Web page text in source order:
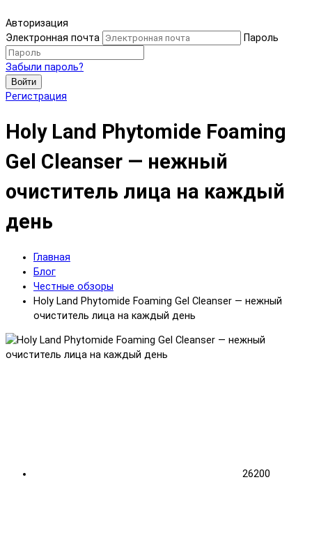
Авторизация
Электронная почта
Пароль
Забыли пароль?
Войти
Регистрация
Holy Land Phytomide Foaming
Gel Cleanser — нежный
очиститель лица на каждый
день
Главная
Блог
Честные обзоры
Holy Land Phytomide Foaming Gel Cleanser — нежный
очиститель лица на каждый день
26200